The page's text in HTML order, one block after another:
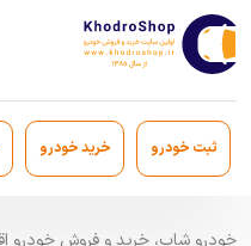
ثبت خودرو خرید خودرو